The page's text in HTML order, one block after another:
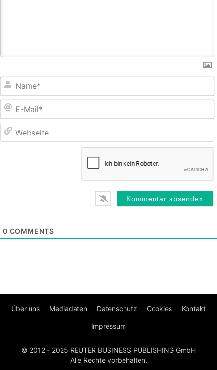
0 COMMENTS
Über uns Mediadaten Datenschutz Cookies Kontakt
Impressum
© 2012 - 2025 REUTER BUSINESS PUBLISHING GmbH
Alle Rechte vorbehalten.